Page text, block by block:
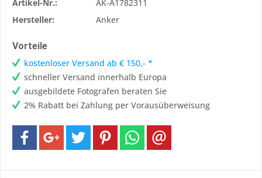
Artikel-Nr.:
AK-A1782311
Hersteller:
Anker
Vorteile
kostenloser Versand ab € 150,- *
schneller Versand innerhalb Europa
ausgebildete Fotografen beraten Sie
2% Rabatt bei Zahlung per Vorausüberweisung